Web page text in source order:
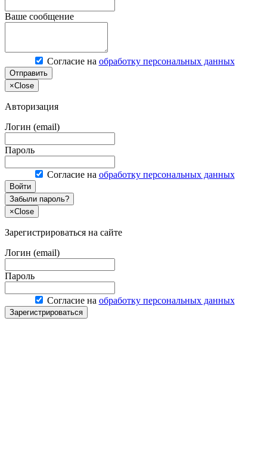
Ваше сообщение
Согласие на обработку персональных данных
Отправить
×Close
Авторизация
Логин (email)
Пароль
Согласие на обработку персональных данных
Войти
Забыли пароль?
×Close
Зарегистрироваться на сайте
Логин (email)
Пароль
Согласие на обработку персональных данных
Зарегистрироваться